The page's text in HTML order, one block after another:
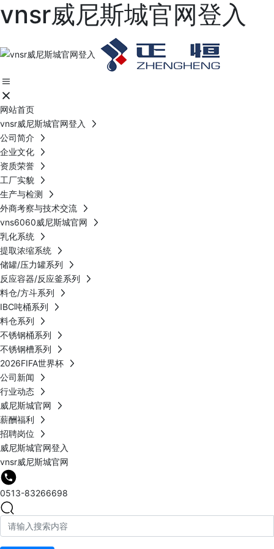
vnsr威尼斯城官网登入
网站首页
vnsr威尼斯城官网登入
公司简介
企业文化
资质荣誉
工厂实貌
生产与检测
外商考察与技术交流
vns6060威尼斯城官网
乳化系统
提取浓缩系统
储罐/压力罐系列
反应容器/反应釜系列
料仓/方斗系列
IBC吨桶系列
料仓系列
不锈钢桶系列
不锈钢槽系列
2026FIFA世界杯
公司新闻
行业动态
威尼斯城官网
薪酬福利
招聘岗位
威尼斯城官网登入
vnsr威尼斯城官网
0513-83266698